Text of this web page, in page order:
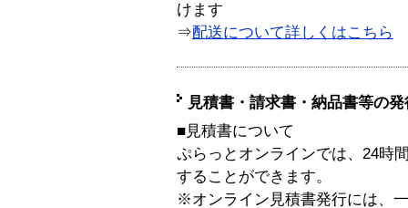
けます
⇒配送について詳しくはこちら
見積書・請求書・納品書等の
■見積書について
ぷらっとオンラインでは、24時
することができます。
※オンライン見積書発行には、